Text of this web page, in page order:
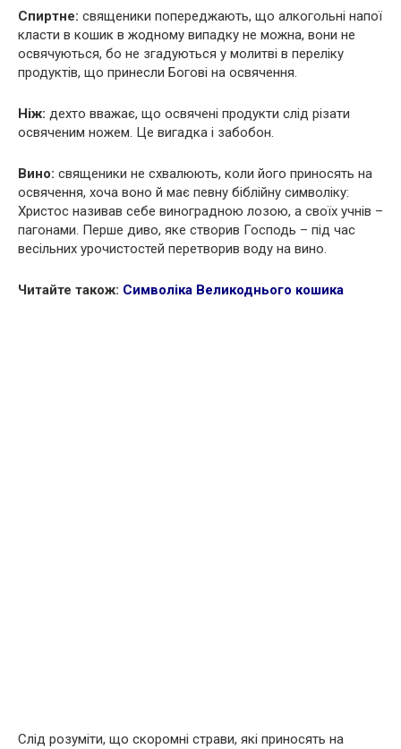
Спиртне: священики попереджають, що алкогольні напої
класти в кошик в жодному випадку не можна, вони не
освячуються, бо не згадуються у молитві в переліку
продуктів, що принесли Богові на освячення.
Ніж: дехто вважає, що освячені продукти слід різати
освяченим ножем. Це вигадка і забобон.
Вино: священики не схвалюють, коли його приносять на
освячення, хоча воно й має певну біблійну символіку:
Христос називав себе виноградною лозою, а своїх учнів –
пагонами. Перше диво, яке створив Господь – під час
весільних урочистостей перетворив воду на вино.
Читайте також: Символіка Великоднього кошика
Слід розуміти, що скоромні страви, які приносять на